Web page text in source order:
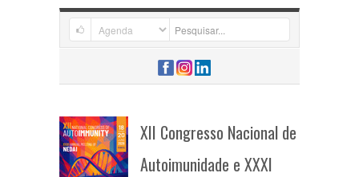
XII Congresso Nacional de
Autoimunidade e XXXI